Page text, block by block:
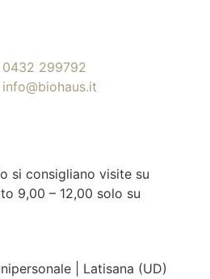
0432 299792
info@biohaus.it
si consigliano visite su
9,00 – 12,00 solo su
| Latisana (UD)